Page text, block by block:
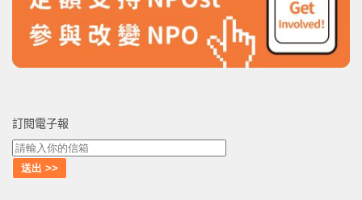
訂閱電子報